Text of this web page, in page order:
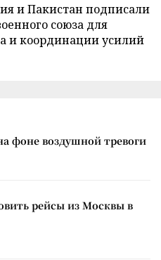
и Пакистан подписали
союза для
и координации усилий
фоне воздушной тревоги
рейсы из Москвы в